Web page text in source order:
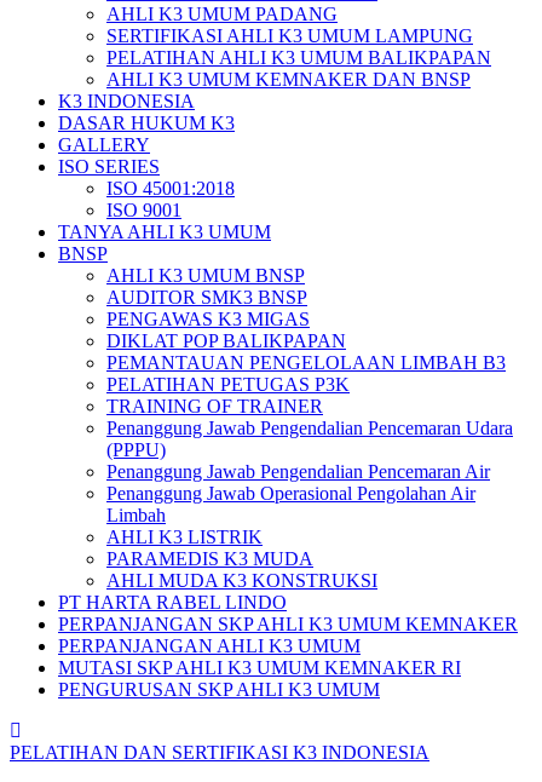
AHLI K3 UMUM PADANG
SERTIFIKASI AHLI K3 UMUM LAMPUNG
PELATIHAN AHLI K3 UMUM BALIKPAPAN
AHLI K3 UMUM KEMNAKER DAN BNSP
K3 INDONESIA
DASAR HUKUM K3
GALLERY
ISO SERIES
ISO 45001:2018
ISO 9001
TANYA AHLI K3 UMUM
BNSP
AHLI K3 UMUM BNSP
AUDITOR SMK3 BNSP
PENGAWAS K3 MIGAS
DIKLAT POP BALIKPAPAN
PEMANTAUAN PENGELOLAAN LIMBAH B3
PELATIHAN PETUGAS P3K
TRAINING OF TRAINER
Penanggung Jawab Pengendalian Pencemaran Udara
(PPPU)
Penanggung Jawab Pengendalian Pencemaran Air
Penanggung Jawab Operasional Pengolahan Air
Limbah
AHLI K3 LISTRIK
PARAMEDIS K3 MUDA
AHLI MUDA K3 KONSTRUKSI
PT HARTA RABEL LINDO
PERPANJANGAN SKP AHLI K3 UMUM KEMNAKER
PERPANJANGAN AHLI K3 UMUM
MUTASI SKP AHLI K3 UMUM KEMNAKER RI
PENGURUSAN SKP AHLI K3 UMUM
PELATIHAN DAN SERTIFIKASI K3 INDONESIA